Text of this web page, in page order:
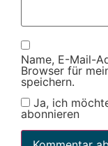
Name, E-Mail-
Browser für
speichern.
Ja, ich
abonnieren